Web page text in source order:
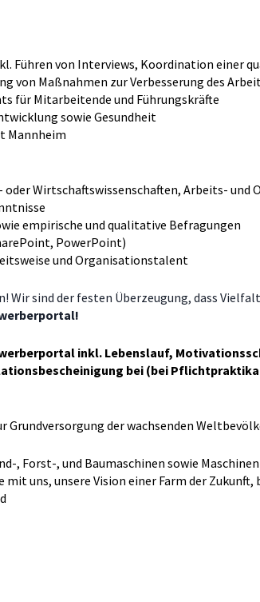
Führen von Interviews, Koordination einer
von Maßnahmen zur Verbesserung des
für Mitarbeitende und Führungskräfte
sowie Gesundheit
Mannheim
Wirtschaftswissenschaften, Arbeits- und
empirische und qualitative Befragungen
PowerPoint)
und Organisationstalent
sind der festen Überzeugung, dass
inkl. Lebenslauf,
bei (bei
Grundversorgung der wachsenden
Forst-, und Baumaschinen sowie
uns, unsere Vision einer Farm der